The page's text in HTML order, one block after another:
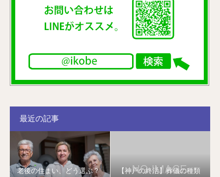
最近の記事
老後の住まい、どう選ぶ？
【神戸の終活】葬儀の種類